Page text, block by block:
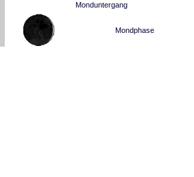
Monduntergang
Mondphase